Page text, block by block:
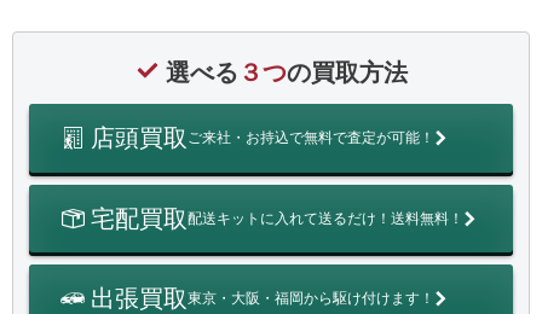
選べる ３つの買取方法
店頭買取 ご来社・お持込で無料で査定が可能！
宅配買取配送キットに入れて送るだけ！送料無料！
出張買取東京・大阪・福岡から駆け付けます！